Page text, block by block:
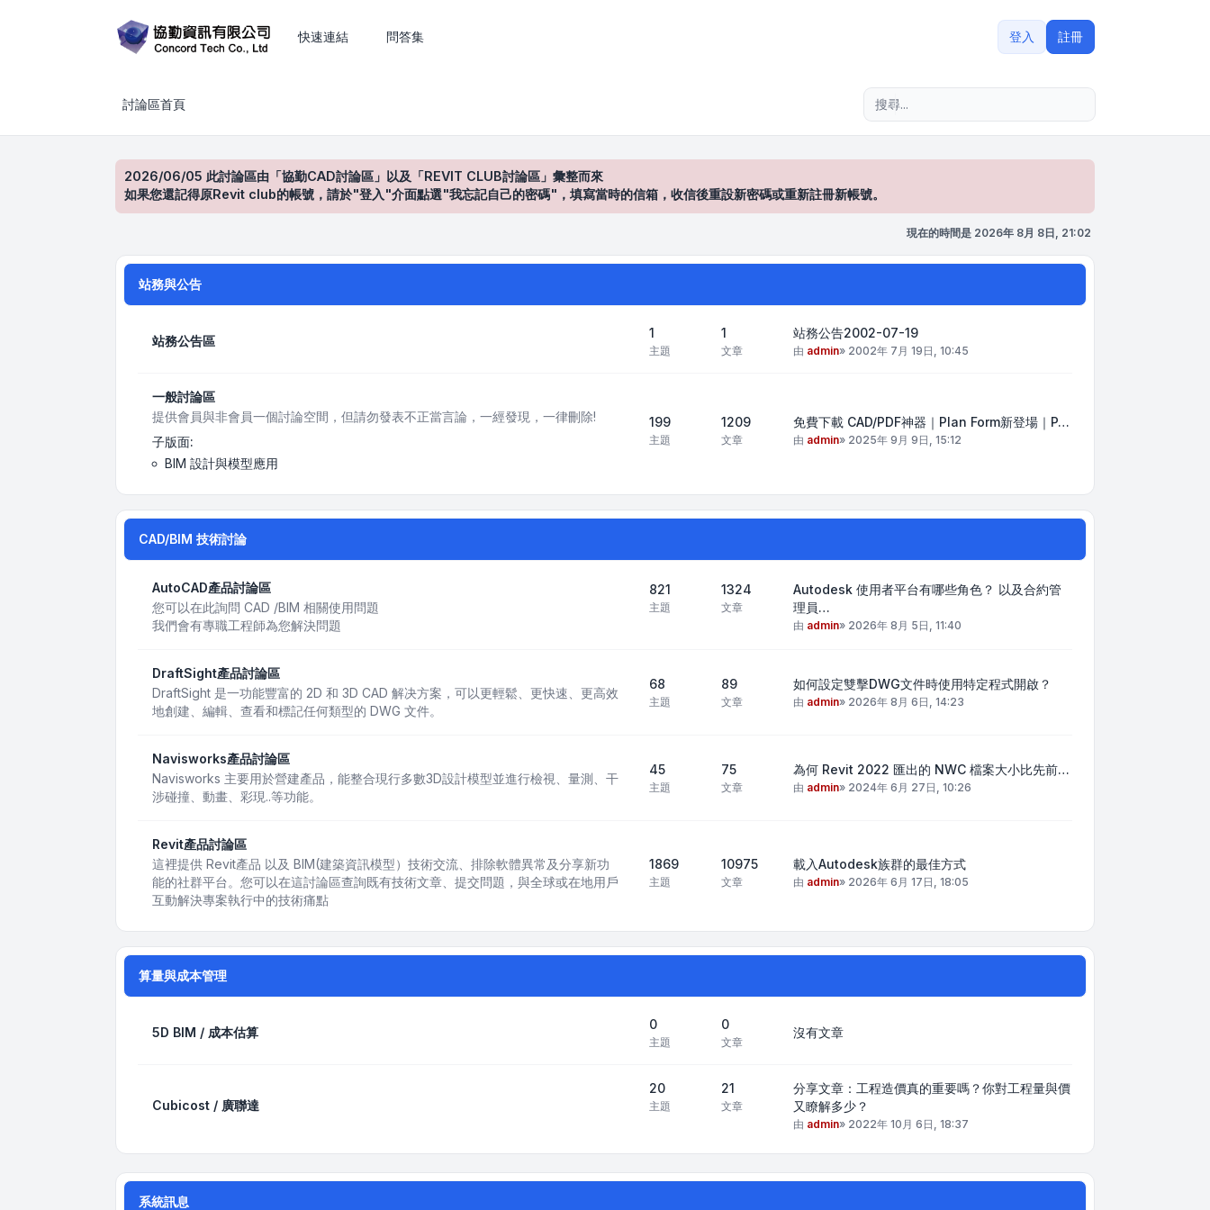
快速連結 問答集 登入 註冊
CAD、BIM、工程估算與建築設計技術討論區
討論區首頁
2026/06/05 此討論區由「協勤CAD討論區」以及「REVIT CLUB討論區」彙整而來
如果您還記得原Revit club的帳號，請於"登入"介面點選"我忘記自己的密碼"，填寫當時的信箱，收信後重設新密碼或重新註冊新帳號。
現在的時間是 2026年 8月 8日, 21:02
站務與公告
站務公告區
1
主題
1
文章
站務公告2002-07-19
由 admin» 2002年 7月 19日, 10:45
一般討論區
提供會員與非會員一個討論空間，但請勿發表不正當言論，一經發現，一律刪除!
子版面:
BIM 設計與模型應用
199
主題
1209
文章
免費下載 CAD/PDF神器｜Plan Form新登場｜P…
由 admin» 2025年 9月 9日, 15:12
CAD/BIM 技術討論
AutoCAD產品討論區
您可以在此詢問 CAD /BIM 相關使用問題
我們會有專職工程師為您解決問題
821
主題
1324
文章
Autodesk 使用者平台有哪些角色？ 以及合約管
理員…
由 admin» 2026年 8月 5日, 11:40
DraftSight產品討論區
DraftSight 是一功能豐富的 2D 和 3D CAD 解决方案，可以更輕鬆、更快速、更高效
地創建、編輯、查看和標記任何類型的 DWG 文件。
68
主題
89
文章
如何設定雙擊DWG文件時使用特定程式開啟？
由 admin» 2026年 8月 6日, 14:23
Navisworks產品討論區
Navisworks 主要用於營建產品，能整合現行多數3D設計模型並進行檢視、量測、干
涉碰撞、動畫、彩現..等功能。
45
主題
75
文章
為何 Revit 2022 匯出的 NWC 檔案大小比先前…
由 admin» 2024年 6月 27日, 10:26
Revit產品討論區
這裡提供 Revit產品 以及 BIM(建築資訊模型）技術交流、排除軟體異常及分享新功
能的社群平台。您可以在這討論區查詢既有技術文章、提交問題，與全球或在地用戶
互動解決專案執行中的技術痛點
1869
主題
10975
文章
載入Autodesk族群的最佳方式
由 admin» 2026年 6月 17日, 18:05
算量與成本管理
5D BIM / 成本估算
0
主題
0
文章
沒有文章
Cubicost / 廣聯達
20
主題
21
文章
分享文章：工程造價真的重要嗎？你對工程量與價
又瞭解多少？
由 admin» 2022年 10月 6日, 18:37
系統訊息